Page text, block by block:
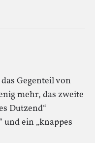
Gegenteil von
mehr, das zweite
Dutzend“
und ein „knappes